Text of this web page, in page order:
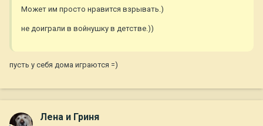
Может им просто нравится взрывать.)
не доиграли в войнушку в детстве.))
пусть у себя дома играются =)
Лена и Гриня